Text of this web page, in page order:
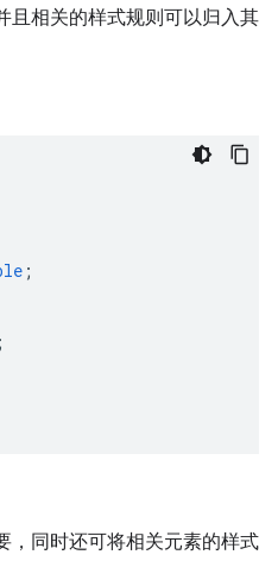
且相关的样式规则可以归入其
;
;
，同时还可将相关元素的样式